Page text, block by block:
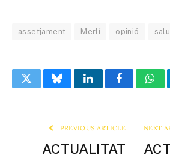
assetjament Merlí opinió
TwitterBlueskyLinkedInFacebook
PREVIOUS ARTICLE
ACTUALITAT
NEXT